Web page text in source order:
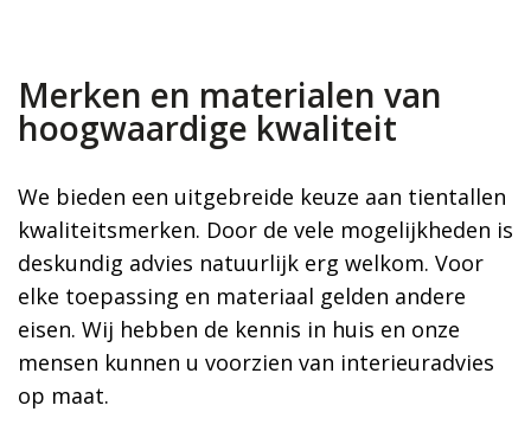
Merken en materialen van
hoogwaardige kwaliteit
We bieden een uitgebreide keuze aan tientallen
kwaliteitsmerken. Door de vele mogelijkheden is
deskundig advies natuurlijk erg welkom. Voor
elke toepassing en materiaal gelden andere
eisen. Wij hebben de kennis in huis en onze
mensen kunnen u voorzien van interieuradvies
op maat.